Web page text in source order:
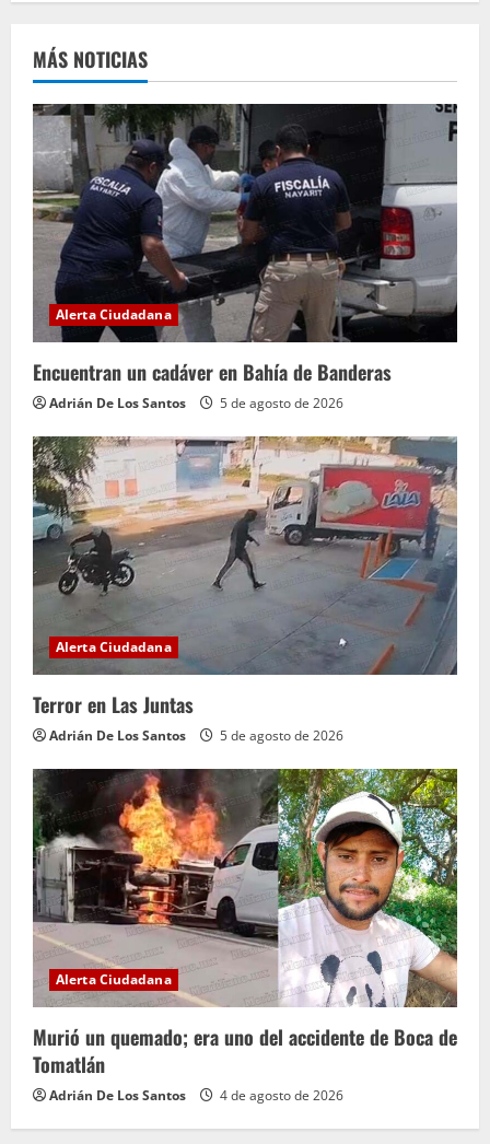
MÁS NOTICIAS
Alerta Ciudadana
Encuentran un cadáver en Bahía de Banderas
Adrián De Los Santos 5 de agosto de 2026
Alerta Ciudadana
Terror en Las Juntas
Adrián De Los Santos 5 de agosto de 2026
Alerta Ciudadana
Murió un quemado; era uno del accidente de Boca de
Tomatlán
Adrián De Los Santos 4 de agosto de 2026